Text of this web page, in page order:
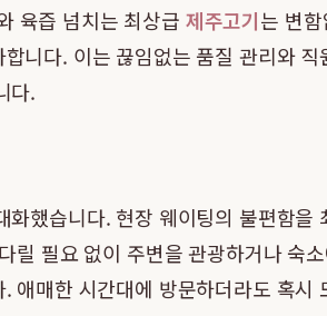
육즙 넘치는 최상급 제주고기는 변
니다. 이는 끊임없는 품질 관리와
다.
했습니다. 현장 웨이팅의 불편함을
릴 필요 없이 주변을 관광하거나 숙
매한 시간대에 방문하더라도 혹시